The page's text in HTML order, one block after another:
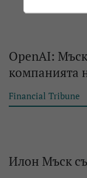
OpenAI:
компанията
Financial Tribune
Илон Мъск